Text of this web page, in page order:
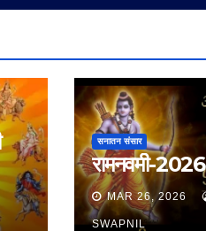
सनातन संसार
रामनवमी-2026
MAR 26, 2026
SWAPNIL